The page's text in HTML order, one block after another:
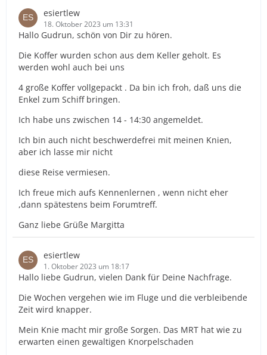
esiertlew
18. Oktober 2023 um 13:31
Hallo Gudrun, schön von Dir zu hören.
Die Koffer wurden schon aus dem Keller geholt. Es
werden wohl auch bei uns
4 große Koffer vollgepackt . Da bin ich froh, daß uns die
Enkel zum Schiff bringen.
Ich habe uns zwischen 14 - 14:30 angemeldet.
Ich bin auch nicht beschwerdefrei mit meinen Knien,
aber ich lasse mir nicht
diese Reise vermiesen.
Ich freue mich aufs Kennenlernen , wenn nicht eher
,dann spätestens beim Forumtreff.
Ganz liebe Grüße Margitta
esiertlew
1. Oktober 2023 um 18:17
Hallo liebe Gudrun, vielen Dank für Deine Nachfrage.
Die Wochen vergehen wie im Fluge und die verbleibende
Zeit wird knapper.
Mein Knie macht mir große Sorgen. Das MRT hat wie zu
erwarten einen gewaltigen Knorpelschaden